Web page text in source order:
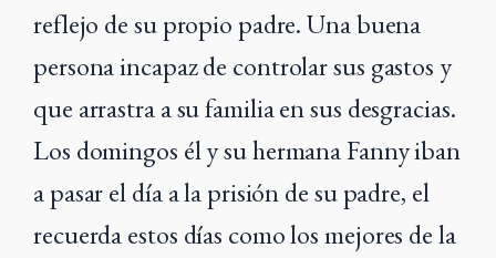
reflejo de su propio padre. Una buena
persona incapaz de controlar sus gastos y
que arrastra a su familia en sus desgracias.
Los domingos él y su hermana Fanny iban
a pasar el día a la prisión de su padre, el
recuerda estos días como los mejores de la